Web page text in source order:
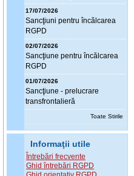
17/07/2026
Sancţiuni pentru încălcarea
RGPD
02/07/2026
Sancţiune pentru încălcarea
RGPD
01/07/2026
Sancţiune - prelucrare
transfrontalieră
Toate Stirile
Informaţii utile
Întrebări frecvente
Ghid întrebări RGPD